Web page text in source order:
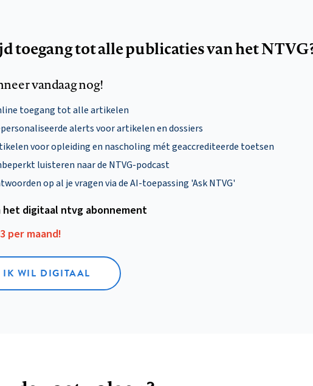
toegang tot alle publicaties van het
vandaag nog!
toegang tot alle artikelen
alerts voor artikelen en dossiers
voor opleiding en nascholing mét geaccrediteerde toetsen
luisteren naar de NTVG-podcast
op al je vragen via de AI-toepassing 'Ask NTVG'
het digitaal ntvg abonnement
per maand!
IK WIL DIGITAAL